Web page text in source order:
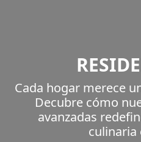
Cada hogar merece
Decubre cómo
avanzadas
culinaria